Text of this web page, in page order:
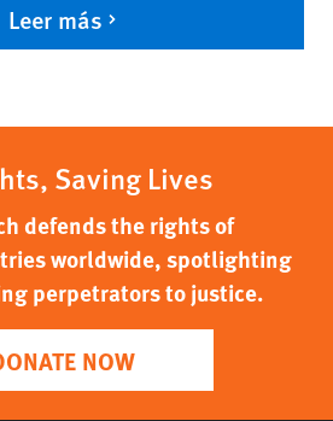
Leer más
Saving Lives
defends the rights of
worldwide, spotlighting
perpetrators to justice.
NOW